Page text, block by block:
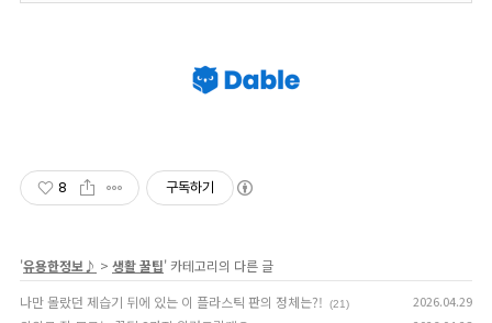
8 구독하기
'유용한정보♪ > 생활 꿀팁' 카테고리의 다른 글
나만 몰랐던 제습기 뒤에 있는 이 플라스틱 판의 정체는?!
(21) 2026.04.29